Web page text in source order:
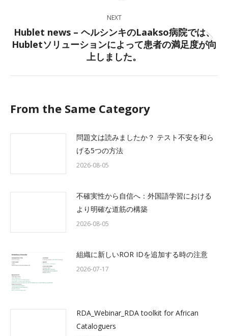
NEXT
Next
post:
Hublet news – ヘルシンキのLaakso病院では、
Hubletソリューションによって患者の満足度が向
上しました。
From the Same Category
問題文は読みましたか？ テスト不安を和ら
げる5つの方法
2026-08-05
不確実性から自信へ：外国語学習における
より明確な道筋の構築
2026-08-05
組織に新しいROR IDを追加する時の注意
2026-07-17
RDA_Webinar_RDA toolkit for African
Cataloguers